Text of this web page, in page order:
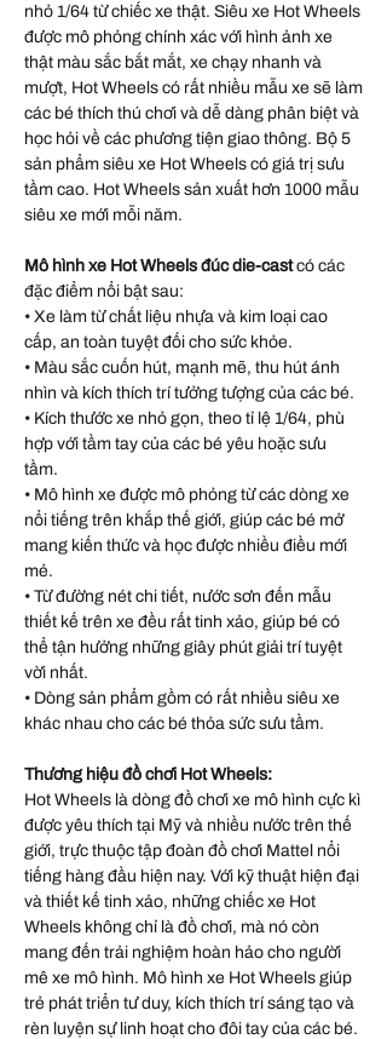
nhỏ 1/64 từ chiếc xe thật. Siêu xe Hot Wheels
được mô phỏng chính xác với hình ảnh xe
thật màu sắc bắt mắt, xe chạy nhanh và
mượt, Hot Wheels có rất nhiều mẫu xe sẽ làm
các bé thích thú chơi và dễ dàng phân biệt và
học hỏi về các phương tiện giao thông. Bộ 5
sản phẩm siêu xe Hot Wheels có giá trị sưu
tầm cao. Hot Wheels sản xuất hơn 1000 mẫu
siêu xe mới mỗi năm.
Mô hình xe Hot Wheels đúc die-castcó các
đặc điểm nổi bật sau:
• Xe làm từ chất liệu nhựa và kim loại cao
cấp, an toàn tuyệt đối cho sức khỏe.
• Màu sắc cuốn hút, mạnh mẽ, thu hút ánh
nhìn và kích thích trí tưởng tượng của các bé.
• Kích thước xe nhỏ gọn, theo tỉ lệ 1/64, phù
hợp với tầm tay của các bé yêu hoặc sưu
tầm.
• Mô hình xe được mô phỏng từ các dòng xe
nổi tiếng trên khắp thế giới, giúp các bé mở
mang kiến thức và học được nhiều điều mới
mẻ.
• Từ đường nét chi tiết, nước sơn đến mẫu
thiết kế trên xe đều rất tinh xảo, giúp bé có
thể tận hưởng những giây phút giải trí tuyệt
vời nhất.
• Dòng sản phẩm gồm có rất nhiều siêu xe
khác nhau cho các bé thỏa sức sưu tầm.
Thương hiệu đồ chơi Hot Wheels:
Hot Wheels là dòng đồ chơi xe mô hình cực kì
được yêu thích tại Mỹ và nhiều nước trên thế
giới, trực thuộc tập đoàn đồ chơi Mattel nổi
tiếng hàng đầu hiện nay. Với kỹ thuật hiện đại
và thiết kế tinh xảo, những chiếc xe Hot
Wheels không chỉ là đồ chơi, mà nó còn
mang đến trải nghiệm hoàn hảo cho người
mê xe mô hình. Mô hình xe Hot Wheels giúp
trẻ phát triển tư duy, kích thích trí sáng tạo và
rèn luyện sự linh hoạt cho đôi tay của các bé.